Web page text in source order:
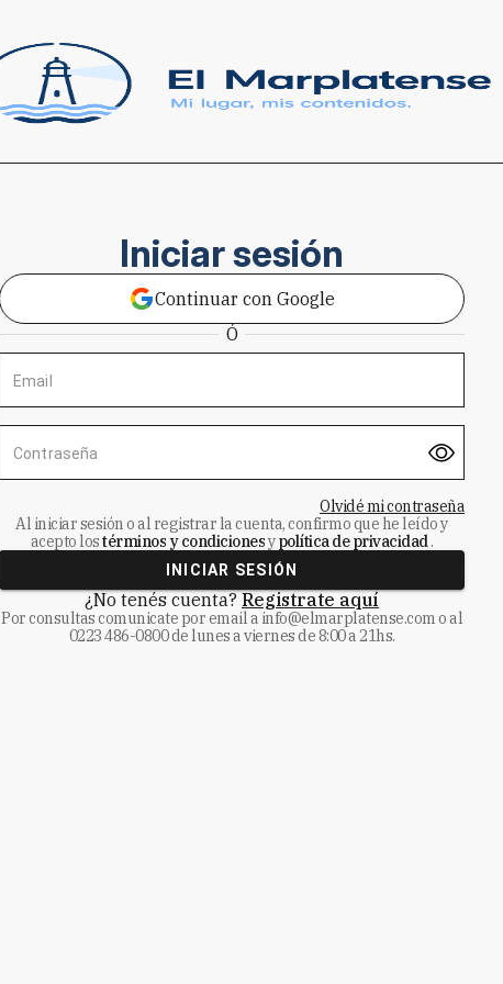
Iniciar sesión
Continuar con Google
Ó
Email
Contraseña
Olvidé mi contraseña
Al iniciar sesión o al registrar la cuenta, confirmo que he leído y
acepto lostérminos y condicionesypolítica de privacidad.
INICIAR SESIÓN
¿No tenés cuenta? Registrate aquí
Por consultas comunicate por email a info@elmarplatense.como al
0223 486-0800de lunes a viernes de 8:00 a 21hs.